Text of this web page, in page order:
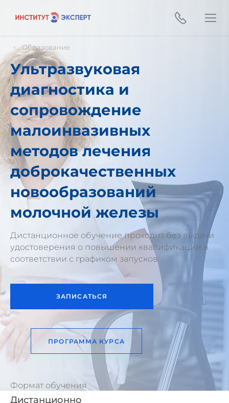
Образование
Ультразвуковая
диагностика и
сопровождение
малоинвазивных
методов лечения
доброкачественных
новообразований
молочной железы
Дистанционное обучение проходит без выдачи
удостоверения о повышении квалификации в
соответствии с графиком запусков
ЗАПИСАТЬСЯ
ПРОГРАММА КУРСА
Формат обучения
Дистанционно